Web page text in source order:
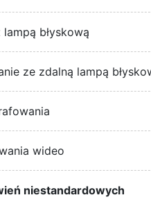
błyskową
ze zdalną lampą
wideo
niestandardowych